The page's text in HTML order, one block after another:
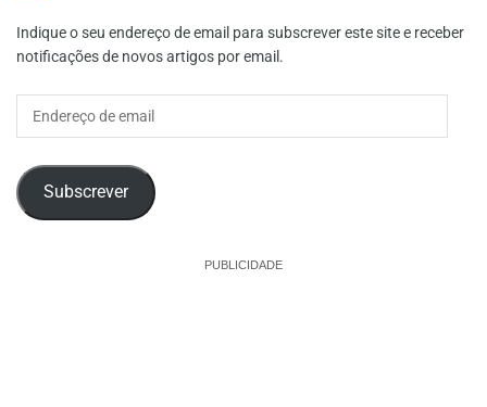
Indique o seu endereço de email para subscrever este site e receber
notificações de novos artigos por email.
Endereço
Subscrever
PUBLICIDADE